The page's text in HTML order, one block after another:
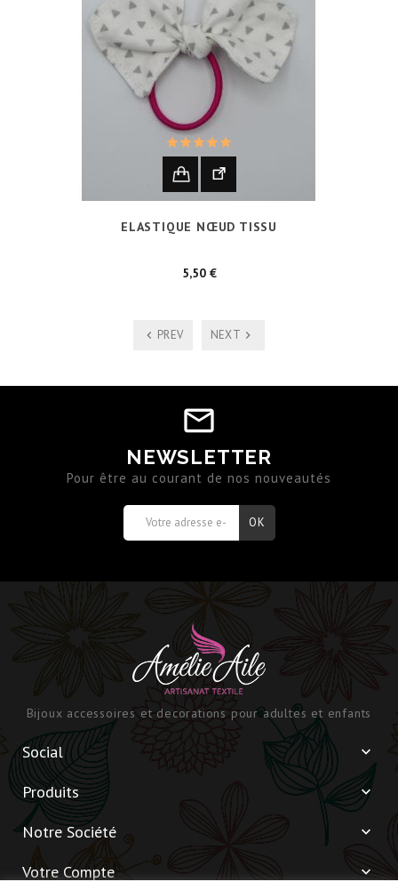
ELASTIQUE NŒUD TISSU
5,50 €Prix
PREV NEXT
NEWSLETTER
Pour être au courant de nos nouveautés
Bijoux accessoires et decorations pour adultes et enfants
Social 
Produits 
Notre Société 
Votre Compte 